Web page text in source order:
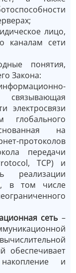
лицо,
каналам сети
понятия,
Закона:
связывающая
электросвязи
глобального
на
протоколов
передачи
TCP) и
реализации
в том числе
сеть–
обеспечивает
и